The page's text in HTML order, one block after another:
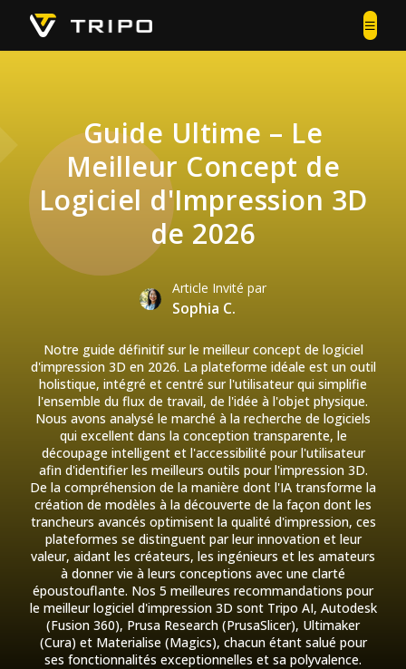
Guide Ultime – Le
Meilleur Concept de
Logiciel d'Impression 3D
de 2026
Article Invité par
Sophia C.
Notre guide définitif sur le meilleur concept de logiciel
d'impression 3D en 2026. La plateforme idéale est un outil
holistique, intégré et centré sur l'utilisateur qui simplifie
l'ensemble du flux de travail, de l'idée à l'objet physique.
Nous avons analysé le marché à la recherche de logiciels
qui excellent dans la conception transparente, le
découpage intelligent et l'accessibilité pour l'utilisateur
afin d'identifier les meilleurs outils pour l'impression 3D.
De la compréhension de la manière dont l'IA transforme la
création de modèles à la découverte de la façon dont les
trancheurs avancés optimisent la qualité d'impression, ces
plateformes se distinguent par leur innovation et leur
valeur, aidant les créateurs, les ingénieurs et les amateurs
à donner vie à leurs conceptions avec une clarté
époustouflante. Nos 5 meilleures recommandations pour
le meilleur logiciel d'impression 3D sont Tripo AI, Autodesk
(Fusion 360), Prusa Research (PrusaSlicer), Ultimaker
(Cura) et Materialise (Magics), chacun étant salué pour
ses fonctionnalités exceptionnelles et sa polyvalence.